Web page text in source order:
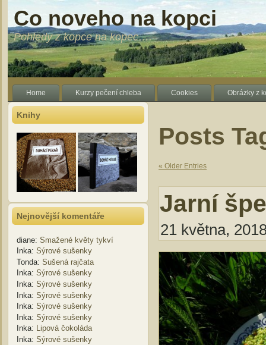
Co noveho na kopci
Pohledy z kopce na kopec….
Home Kurzy pečení chleba Cookies Obrázky z
Knihy
Nejnovější komentáře
diane: Smažené květy tykví
Inka: Sýrové sušenky
Tonda: Sušená rajčata
Inka: Sýrové sušenky
Inka: Sýrové sušenky
Inka: Sýrové sušenky
Inka: Sýrové sušenky
Inka: Sýrové sušenky
Inka: Lipová čokoláda
Inka: Sýrové sušenky
Posts
« Older Entries
Jarní
21 května,